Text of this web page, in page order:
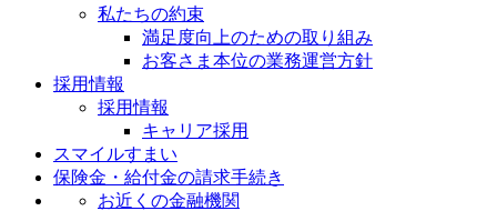
私たちの約束
満足度向上のための取り組み
お客さま本位の業務運営方針
採用情報
採用情報
キャリア採用
スマイルすまい
保険金・給付金の請求手続き
お近くの金融機関